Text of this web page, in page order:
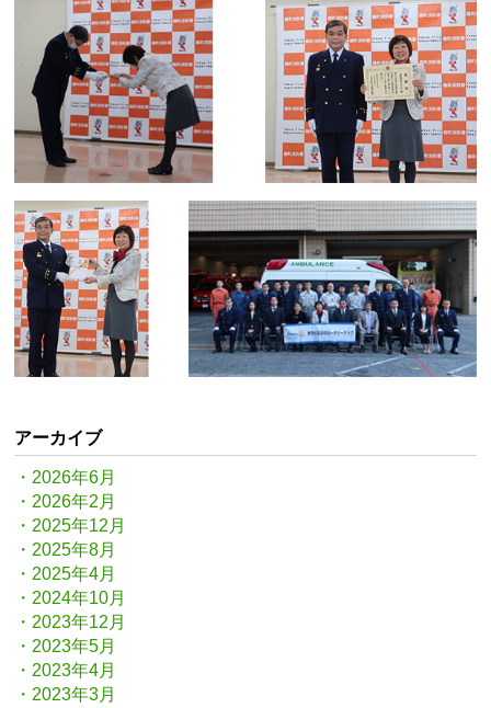
アーカイブ
2026年6月
2026年2月
2025年12月
2025年8月
2025年4月
2024年10月
2023年12月
2023年5月
2023年4月
2023年3月